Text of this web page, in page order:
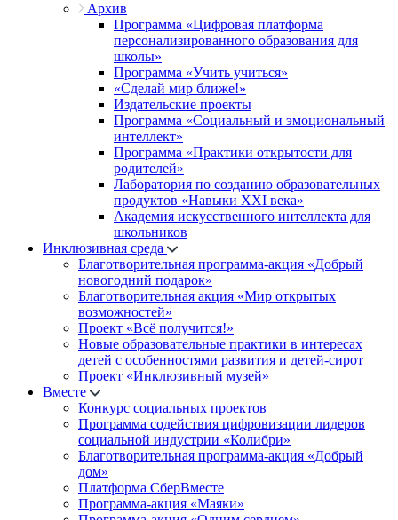
Архив
Программа «Цифровая платформа
персонализированного образования для
школы»
Программа «Учить учиться»
«Сделай мир ближе!»
Издательские проекты
Программа «Социальный и эмоциональный
интеллект»
Программа «Практики открытости для
родителей»
Лаборатория по созданию образовательных
продуктов «Навыки XXI века»
Академия искусственного интеллекта для
школьников
Инклюзивная среда
Благотворительная программа-акция «Добрый
новогодний подарок»
Благотворительная акция «Мир открытых
возможностей»
Проект «Всё получится!»
Новые образовательные практики в интересах
детей с особенностями развития и детей-сирот
Проект «Инклюзивный музей»
Вместе
Конкурс социальных проектов
Программа содействия цифровизации лидеров
социальной индустрии «Колибри»
Благотворительная программа-акция «Добрый
дом»
Платформа СберВместе
Программа-акция «Маяки»